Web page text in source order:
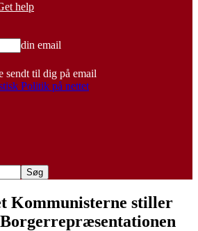
help
din email
sendt til dig på email
Kommunisterne stiller